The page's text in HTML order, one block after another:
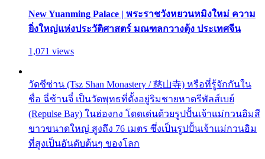
New Yuanming Palace | พระราชวังหยวนหมิงใหม่ ความ
ยิ่งใหญ่แห่งประวัติศาสตร์ มณฑลกวางตุ้ง ประเทศจีน
1,071 views
วัดซีซ่าน (Tsz Shan Monastery / 慈山寺) หรือที่รู้จักกันใน
ชื่อ ฉี่ซ้านจี๋ เป็นวัดพุทธที่ตั้งอยู่ริมชายหาดรีพัลส์เบย์
(Repulse Bay) ในฮ่องกง โดดเด่นด้วยรูปปั้นเจ้าแม่กวนอิมสี
ขาวขนาดใหญ่ สูงถึง 76 เมตร ซึ่งเป็นรูปปั้นเจ้าแม่กวนอิม
ที่สูงเป็นอันดับต้นๆ ของโลก